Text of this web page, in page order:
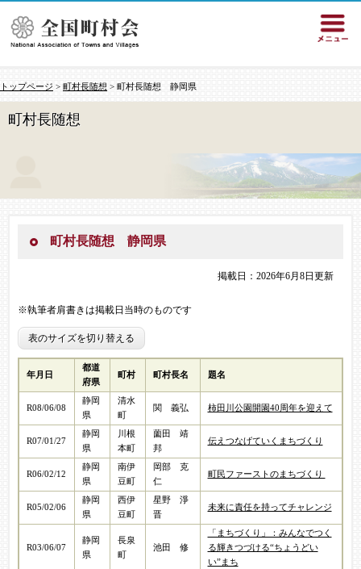
トップページ > 町村長随想 > 町村長随想 静岡県
町村長随想
町村長随想 静岡県
掲載日：2026年6月8日更新
※執筆者肩書きは掲載日当時のものです
表のサイズを切り替える
年月日
都道
府県
町村 町村長名 題名
R08/06/08
静岡
県
清水
町
関 義弘​ 柿田川公園開園40周年を迎えて​
R07/01/27
静岡
県
川根
本町
薗田 靖
邦​
伝えつなげていくまちづくり​
R06/02/12
静岡
県
南伊
豆町
岡部 克
仁​
町民ファーストのまちづくり ​
R05/02/06
静岡
県
西伊
豆町
星野 淨
晋​
未来に責任を持ってチャレンジ​
R03/06/07
静岡
県
長泉
町
池田 修​
「まちづくり」：みんなでつく
る輝きつづける“ちょうどい
い”まち​